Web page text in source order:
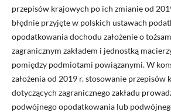
przepisów krajowych po ich zmianie od
błędnie przyjęte w polskich ustawach
opodatkowania dochodu założenie o
zagranicznym zakładem i jednostką
pomiędzy podmiotami powiązanymi. W
założenia od 2019 r. stosowanie przepisów
dotyczących zagranicznego zakładu
podwójnego opodatkowania lub